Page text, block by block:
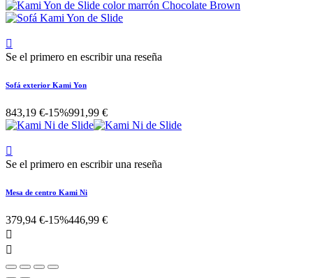

Se el primero en escribir una reseña
Sofá exterior Kami Yon
843,19 €-15%991,99 €

Se el primero en escribir una reseña
Mesa de centro Kami Ni
379,94 €-15%446,99 €

